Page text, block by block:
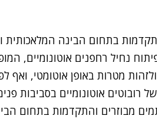
בתחום הבינה
נחיל רחפנים אוטונומיים,
מטרות באופן אוטומטי, ואף
רובוטים אוטונומיים בסביבות
מבוזרים והתקדמות בתחום